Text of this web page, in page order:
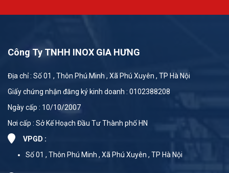
Công Ty TNHH INOX GIA HƯNG
Địa chỉ : Số 01 , Thôn Phú Minh , Xã Phú Xuyên , TP Hà Nội
Giấy chứng nhận đăng ký kinh doanh : 0102388208
Ngày cấp : 10/10/2007
Nơi cấp : Sở Kế Hoạch Đầu Tư Thành phố HN
VPGD :
Số 01 , Thôn Phú Minh , Xã Phú Xuyên , TP Hà Nội